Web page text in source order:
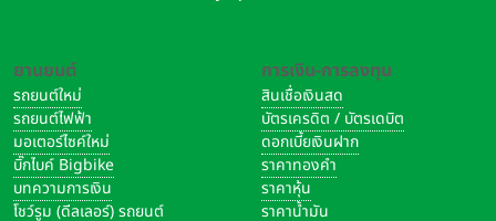
ยานยนต์
รถยนต์ใหม่
รถยนต์ไฟฟ้า
มอเตอร์ไซค์ใหม่
บิ๊กไบค์ Bigbike
บทความการเงิน
โชว์รูม (ดีลเลอร์) รถยนต์
การเงิน-การลงทุน
สินเชื่อเงินสด
บัตรเครดิต / บัตรเดบิต
ดอกเบี้ยเงินฝาก
ราคาทองคำ
ราคาหุ้น
ราคาน้ำมัน